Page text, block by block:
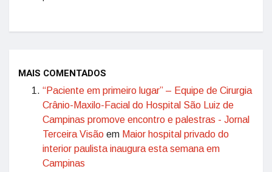
MAIS COMENTADOS
“Paciente em primeiro lugar” – Equipe de Cirurgia
Crânio-Maxilo-Facial do Hospital São Luiz de
Campinas promove encontro e palestras - Jornal
Terceira Visão em Maior hospital privado do
interior paulista inaugura esta semana em
Campinas